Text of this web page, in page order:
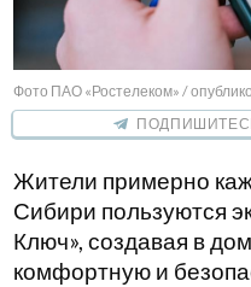
Фото ПАО «Ростелеком» /
ПОДПИШИТЕСЬ
Жители примерно
Сибири пользуются
Ключ», создавая в
комфортную и